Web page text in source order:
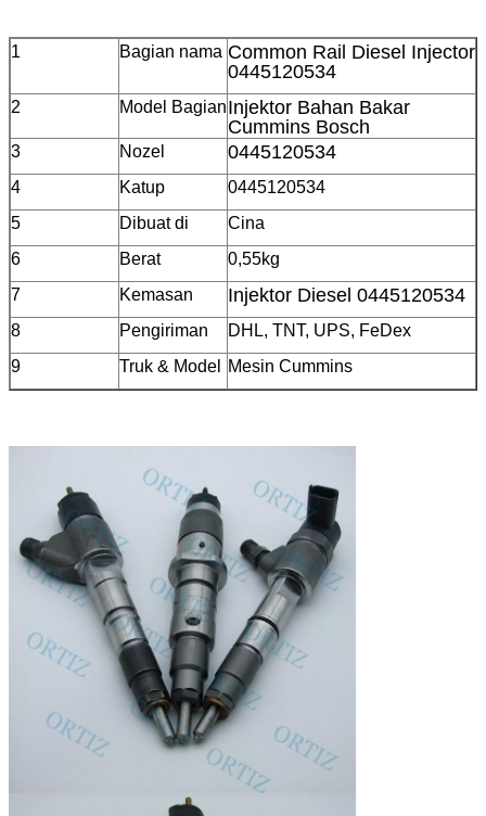
1 Bagian nama Common Rail Diesel Injector
0445120534
2 Model BagianInjektor Bahan Bakar
Cummins Bosch
3 Nozel 0445120534
4 Katup
0445120534
5
Dibuat di
Cina
6
Berat
0,55kg
7
Kemasan Injektor Diesel 0445120534
8 Pengiriman
DHL, TNT, UPS, FeDex
9
Truk & Model Mesin Cummins